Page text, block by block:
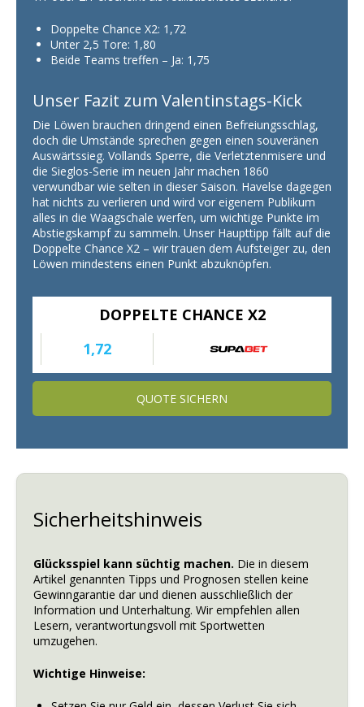
Doppelte Chance X2: 1,72
Unter 2,5 Tore: 1,80
Beide Teams treffen – Ja: 1,75
Unser Fazit zum Valentinstags-Kick
Die Löwen brauchen dringend einen Befreiungsschlag,
doch die Umstände sprechen gegen einen souveränen
Auswärtssieg. Vollands Sperre, die Verletztenmisere und
die Sieglos-Serie im neuen Jahr machen 1860
verwundbar wie selten in dieser Saison. Havelse dagegen
hat nichts zu verlieren und wird vor eigenem Publikum
alles in die Waagschale werfen, um wichtige Punkte im
Abstiegskampf zu sammeln. Unser Haupttipp fällt auf die
Doppelte Chance X2 – wir trauen dem Aufsteiger zu, den
Löwen mindestens einen Punkt abzuknöpfen.
DOPPELTE CHANCE X2
1,72
QUOTE SICHERN
Sicherheitshinweis
Glücksspiel kann süchtig machen. Die in diesem
Artikel genannten Tipps und Prognosen stellen keine
Gewinngarantie dar und dienen ausschließlich der
Information und Unterhaltung. Wir empfehlen allen
Lesern, verantwortungsvoll mit Sportwetten
umzugehen.
Wichtige Hinweise: